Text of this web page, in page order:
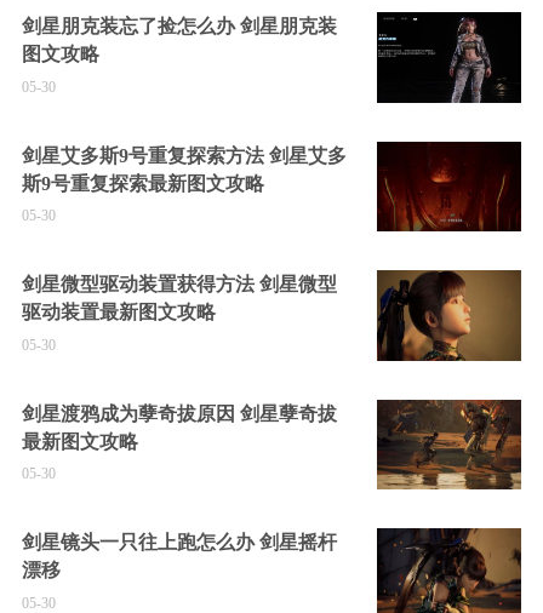
剑星朋克装忘了捡怎么办 剑星朋克装
图文攻略
05-30
剑星艾多斯9号重复探索方法 剑星艾多
斯9号重复探索最新图文攻略
05-30
剑星微型驱动装置获得方法 剑星微型
驱动装置最新图文攻略
05-30
剑星渡鸦成为孽奇拔原因 剑星孽奇拔
最新图文攻略
05-30
剑星镜头一只往上跑怎么办 剑星摇杆
漂移
05-30